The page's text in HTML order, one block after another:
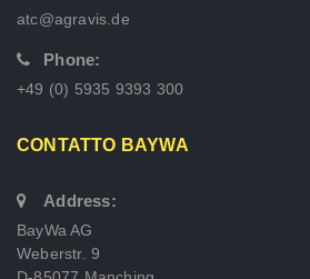
atc@agravis.de
Phone:
+49 (0) 5935 9393 300
CONTATTO BAYWA
Address:
BayWa AG
Weberstr. 9